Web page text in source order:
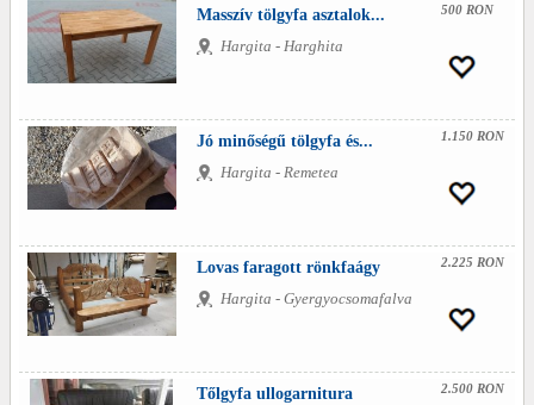
Masszív tölgyfa asztalok...
Hargita - Harghita
500 RON
Jó minőségű tölgyfa és...
Hargita - Remetea
1.150 RON
Lovas faragott rönkfaágy
Hargita - Gyergyocsomafalva
2.225 RON
Tőlgyfa ullogarnitura
2.500 RON